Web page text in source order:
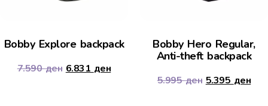
Bobby Explore backpack
7.590ден 6.831 ден
Bobby Hero Regular,
Anti-theft backpack
5.995ден 5.395 ден